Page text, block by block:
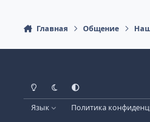
Главная Общение
Светлый режим
Темный режим
Как в системе
Язык Политика